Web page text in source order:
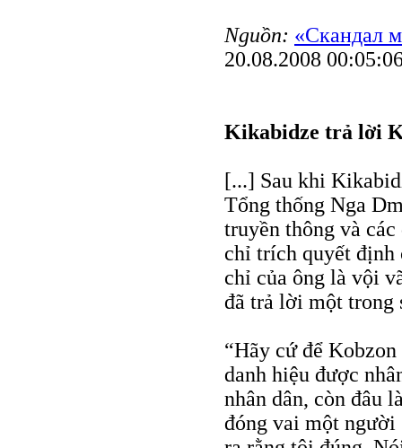
Nguồn: «Скандал
20.08.2008
Kikabidze trả lời
[...] Sau khi
Tổng thống Nga
truyền thông và
chỉ trích quyết định
chỉ của ông là vội
đã trả lời một trong
“Hãy cứ để
danh hiệu được
nhân dân, còn đâu
đóng vai một người